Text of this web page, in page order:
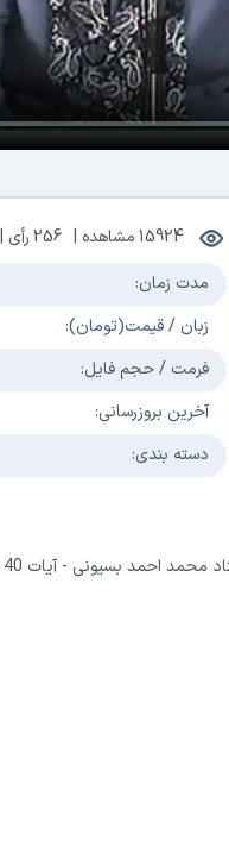
15924مشاهده | 256رأی |
مدت زمان:
زبان / قیمت(تومان):
فرمت / حجم فایل:
آخرین بروزرسانی:
دسته بندی:
- آیات 40 تا 48 سوره مبارکه احزاب